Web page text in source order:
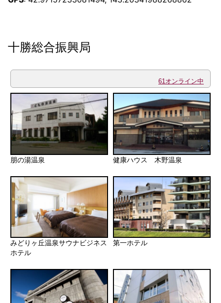
十勝総合振興局
61オンライン中
朋の湯温泉 健康ハウス 木野温泉
みどりヶ丘温泉サウナビジネス
ホテル
第一ホテル